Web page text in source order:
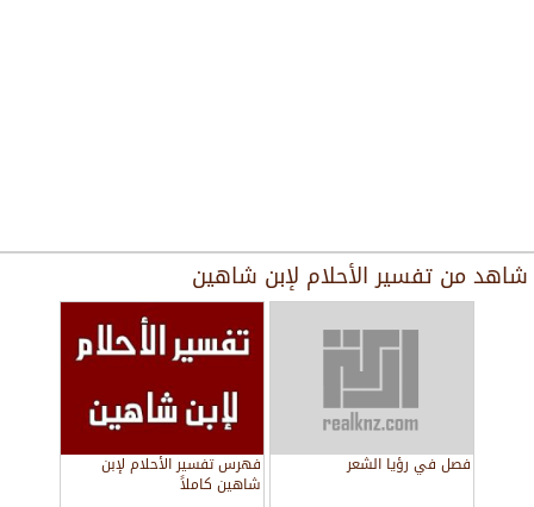
شاهد من تفسير الأحلام لإبن شاهين
فصل في رؤيا الشعر فهرس تفسير الأحلام لإبن
شاهين كاملاً